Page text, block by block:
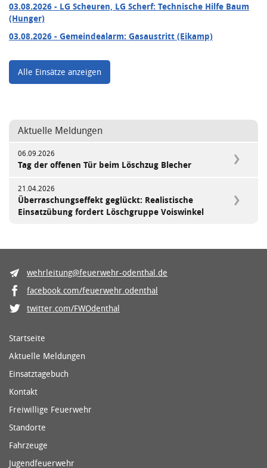
03.08.2026 - LG Scheuren, LG Scherf: Technische Hilfe Baum
(Hunger)
03.08.2026 - Gemeindealarm: Gasaustritt (Eikamp)
Alle Einsätze anzeigen
Aktuelle Meldungen
06.09.2026
Tag der offenen Tür beim Löschzug Blecher
21.04.2026
Überraschungseffekt geglückt: Realistische
Einsatzübung fordert Löschgruppe Voiswinkel
wehrleitung@feuerwehr-odenthal.de
facebook.com/feuerwehr.odenthal
twitter.com/FWOdenthal
Startseite
Aktuelle Meldungen
Einsatztagebuch
Kontakt
Freiwillige Feuerwehr
Standorte
Fahrzeuge
Jugendfeuerwehr